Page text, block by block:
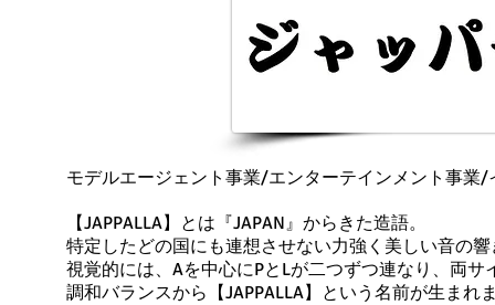
モデルエージェント事業/エンターテインメント事
【JAPPALLA】とは『JAPAN』からきた造語。
特定したどの国にも連想させない力強く美しい音の響
視覚的には、Aを中心にPとLが二つずつ連なり、両
調和バランスから【JAPPALLA】という名前が生まれ